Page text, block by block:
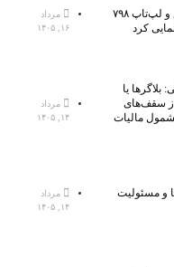
هواوی از MPVهای لوکس و لپ‌تاپ ۷۹۸
مرداد
۱۶, ۱۴۰۵
بلاگر‌ها یا
از سقف‌های
مالیات
مرداد
۱۴, ۱۴۰۵
و مسئولیت
مرداد
۱۴, ۱۴۰۵